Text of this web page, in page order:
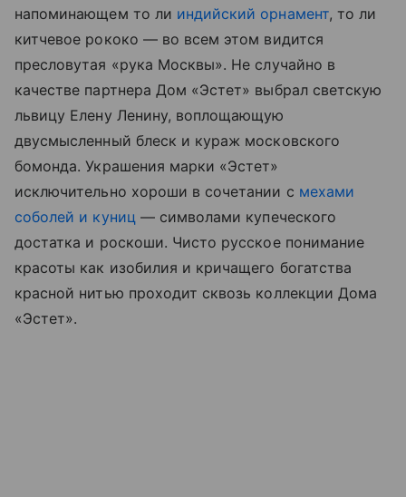
напоминающем то ли индийский орнамент, то ли
китчевое рококо — во всем этом видится
пресловутая «рука Москвы». Не случайно в
качестве партнера Дом «Эстет» выбрал светскую
львицу Елену Ленину, воплощающую
двусмысленный блеск и кураж московского
бомонда. Украшения марки «Эстет»
исключительно хороши в сочетании с мехами
соболей и куниц — символами купеческого
достатка и роскоши. Чисто русское понимание
красоты как изобилия и кричащего богатства
красной нитью проходит сквозь коллекции Дома
«Эстет».